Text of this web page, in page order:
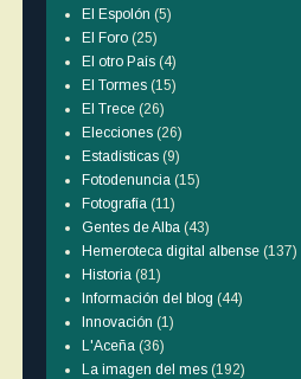
El Espolón (5)
El Foro (25)
El otro País (4)
El Tormes (15)
El Trece (26)
Elecciones (26)
Estadísticas (9)
Fotodenuncia (15)
Fotografía (11)
Gentes de Alba (43)
Hemeroteca digital albense (137)
Historia (81)
Información del blog (44)
Innovación (1)
L'Aceña (36)
La imagen del mes (192)